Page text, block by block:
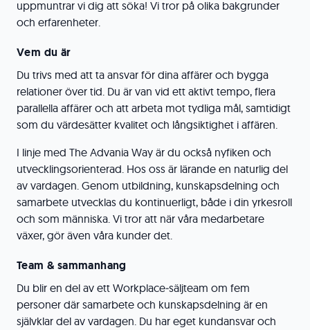
uppmuntrar vi dig att söka! Vi tror på olika bakgrunder
och erfarenheter.
Vem du är
Du trivs med att ta ansvar för dina affärer och bygga
relationer över tid. Du är van vid ett aktivt tempo, flera
parallella affärer och att arbeta mot tydliga mål, samtidigt
som du värdesätter kvalitet och långsiktighet i affären.
I linje med The Advania Way är du också nyfiken och
utvecklingsorienterad. Hos oss är lärande en naturlig del
av vardagen. Genom utbildning, kunskapsdelning och
samarbete utvecklas du kontinuerligt, både i din yrkesroll
och som människa. Vi tror att när våra medarbetare
växer, gör även våra kunder det.
Team & sammanhang
Du blir en del av ett Workplace‑säljteam om fem
personer där samarbete och kunskapsdelning är en
självklar del av vardagen. Du har eget kundansvar och